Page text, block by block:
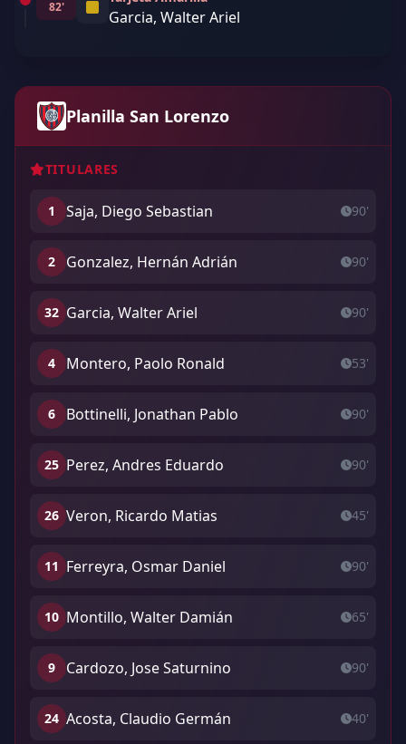
82'
Garcia, Walter Ariel
Planilla San Lorenzo
TITULARES
1 Saja, Diego Sebastian 90'
2 Gonzalez, Hernán Adrián 90'
32 Garcia, Walter Ariel 90'
4 Montero, Paolo Ronald 53'
6 Bottinelli, Jonathan Pablo 90'
25 Perez, Andres Eduardo 90'
26 Veron, Ricardo Matias 45'
11 Ferreyra, Osmar Daniel 90'
10 Montillo, Walter Damián 65'
9 Cardozo, Jose Saturnino 90'
24 Acosta, Claudio Germán 40'